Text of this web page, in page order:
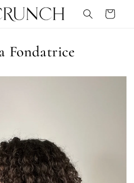
Panier
Fondatrice